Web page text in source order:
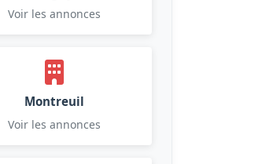
Voir les annonces
Montreuil
Voir les annonces